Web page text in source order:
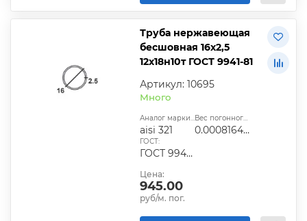
Труба нержавеющая
бесшовная 16х2,5
12х18н10т ГОСТ 9941-81
Артикул: 10695
Много
Аналог марки стали:
aisi 321
Вес погонного метра, т.:
0.0008164125
ГОСТ:
ГОСТ 9940-81, ГОСТ 9941-81, ГОСТ 24030-80, ГОСТ 10498-82
Цена:
945.00
руб/м. пог.